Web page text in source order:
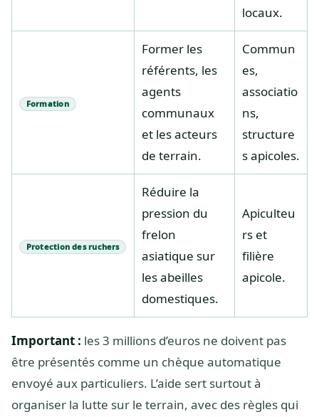
locaux.
Formation
Former les
référents, les
agents
communaux
et les acteurs
de terrain.
Commun
es,
associatio
ns,
structure
s apicoles.
Protection des ruchers
Réduire la
pression du
frelon
asiatique sur
les abeilles
domestiques.
Apiculteu
rs et
filière
apicole.
Important : les 3 millions d’euros ne doivent pas
être présentés comme un chèque automatique
envoyé aux particuliers. L’aide sert surtout à
organiser la lutte sur le terrain, avec des règles qui